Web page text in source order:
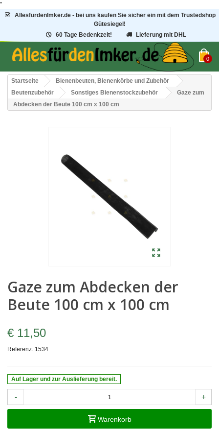
"
AllesfürdenImker.de - bei uns kaufen Sie sicher ein mit dem Trustedshop
Gütesiegel!
60 Tage Bedenkzeit!
Lieferung mit DHL
0
Startseite
Bienenbeuten, Bienenkörbe und Zubehör
Beutenzubehör
Sonstiges Bienenstockzubehör
Gaze zum
Abdecken der Beute 100 cm x 100 cm
Gaze zum Abdecken der
Beute 100 cm x 100 cm
€ 11,50
Referenz: 1534
Auf Lager und zur Auslieferung bereit.
- +
Warenkorb